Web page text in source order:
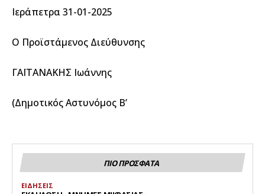
Ιεράπετρα 31-01-2025
Ο Προϊστάμενος Διεύθυνσης
ΓΑΪΤΑΝΑΚΗΣ Ιωάννης
(Δημοτικός Αστυνόμος Β’
ΠΙΟ ΠΡΟΣΦΑΤΑ
ΕΙΔΗΣΕΙΣ